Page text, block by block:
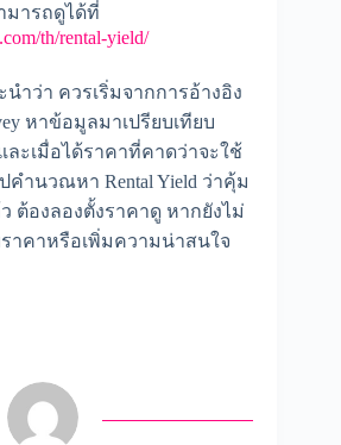
มารถดูได้ที่
th/rental-yield/
นำว่า ควรเริ่มจากการอ้างอิง
หาข้อมูลมาเปรียบเทียบ
ละเมื่อได้ราคาที่คาดว่าจะใช้
คำนวณหา Rental Yield ว่าคุ้ม
ต้องลองตั้งราคาดู หากยังไม่
าคาหรือเพิ่มความน่าสนใจ